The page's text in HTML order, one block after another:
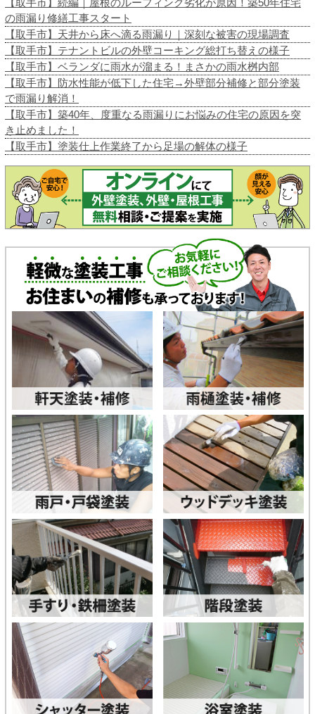
【取手市】続編｜屋根のルーフィング劣化が原因！築50年住宅
の雨漏り修繕工事スタート
【取手市】天井から床へ滴る雨漏り｜深刻な被害の現場調査
【取手市】テナントビルの外壁コーキング総打ち替えの様子
【取手市】ベランダに雨水が溜まる！まさかの雨水桝内部
【取手市】防水性能が低下した住宅→外壁部分補修と部分塗装
で雨漏り解消！
【取手市】築40年、度重なる雨漏りにお悩みの住宅の原因を突
き止めました！
【取手市】塗装仕上作業終了から足場の解体の様子